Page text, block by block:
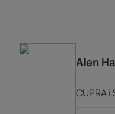
Alen
CUPRA i